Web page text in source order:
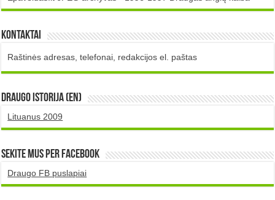
Kontaktai
Raštinės adresas, telefonai, redakcijos el. paštas
DRAUGO istorija (EN)
Lituanus 2009
Sekite mus per Facebook
Draugo FB puslapiai